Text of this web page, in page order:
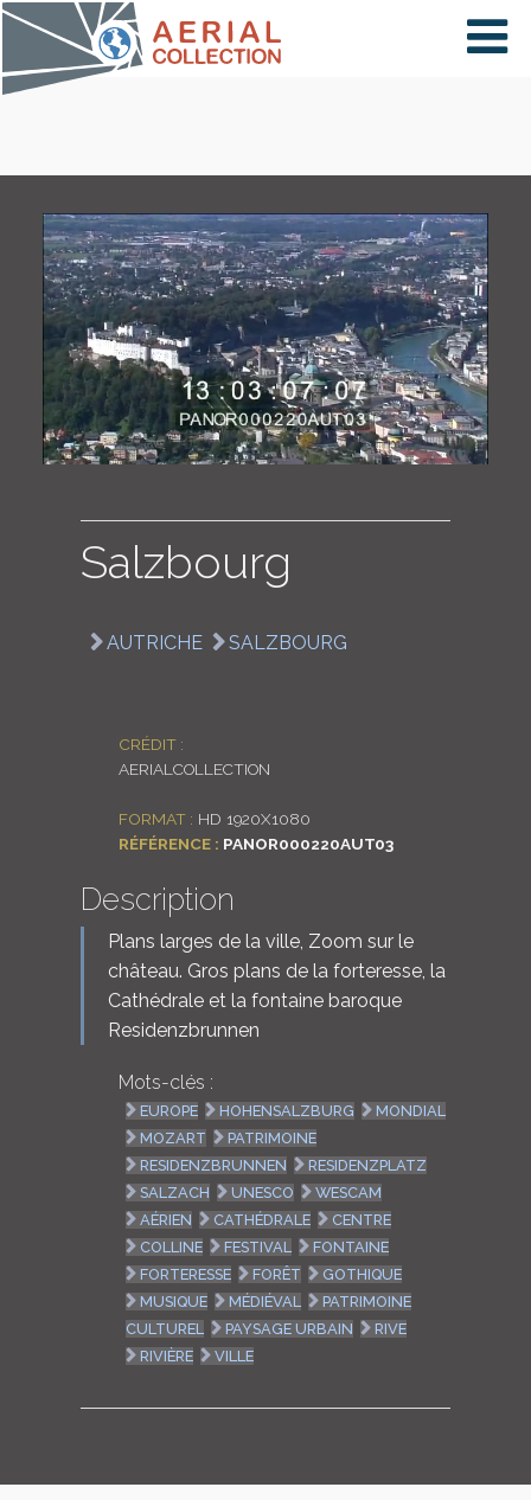
×
PAYS
CARTE
COLLECTIONS
Salzbourg
AUTRICHE SALZBOURG
CRÉDIT :
AERIALCOLLECTION
FORMAT : HD 1920X1080
RÉFÉRENCE : PANOR000220AUT03
Description
Plans larges de la ville, Zoom sur le
château. Gros plans de la forteresse, la
Cathédrale et la fontaine baroque
Residenzbrunnen
Mots-clés :
EUROPE HOHENSALZBURG
MONDIAL
MOZART
PATRIMOINE
RESIDENZBRUNNEN
RESIDENZPLATZ
SALZACH
UNESCO
WESCAM
AÉRIEN
CATHÉDRALE
CENTRE
COLLINE
FESTIVAL
FONTAINE
FORTERESSE
FORÊT
GOTHIQUE
MUSIQUE
MÉDIÉVAL
PATRIMOINE
CULTUREL
PAYSAGE URBAIN
RIVE
RIVIÈRE
VILLE